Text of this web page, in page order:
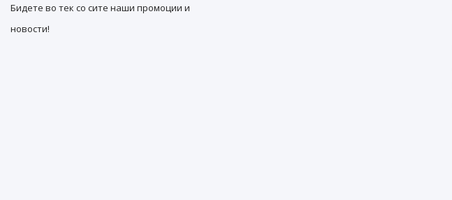
Бидете во тек со сите наши промоции и
новости!